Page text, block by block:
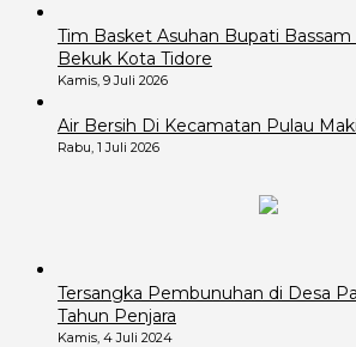
Tim Basket Asuhan Bupati Bassam
Bekuk Kota Tidore
Kamis, 9 Juli 2026
Air Bersih Di Kecamatan Pulau
Rabu, 1 Juli 2026
Tersangka Pembunuhan di Desa
Tahun Penjara
Kamis, 4 Juli 2024